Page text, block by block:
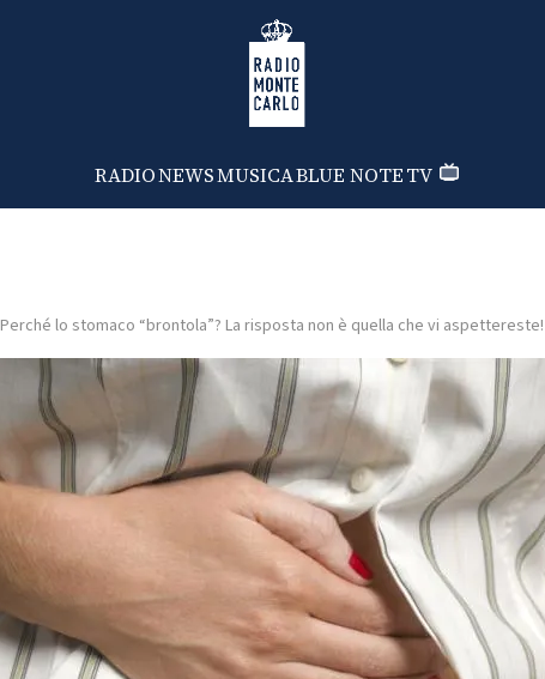
Radio Monte Carlo
RADIONEWSMUSICABLUE NOTETV
Perché lo stomaco “brontola”? La risposta non è quella che vi aspettereste!